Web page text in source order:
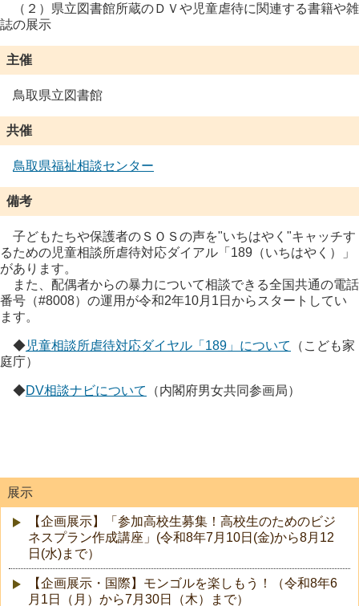
（２）県立図書館所蔵のＤＶや児童虐待に関連する書籍や雑
誌の展示
主催
鳥取県立図書館
共催
鳥取県福祉相談センター
備考
子どもたちや保護者のＳＯＳの声を"いちはやく"キャッチす
るための児童相談所虐待対応ダイアル「189（いちはやく）」
があります。
また、配偶者からの暴力について相談できる全国共通の電話
番号（#8008）の運用が令和2年10月1日からスタートしてい
ます。
◆児童相談所虐待対応ダイヤル「189」について
（こども家
庭庁）
◆DV相談ナビについて （内閣府男女共同参画局）
展示
【企画展示】「参加高校生募集！高校生のためのビジ
ネスプラン作成講座」(令和8年7月10日(金)から8月12
日(水)まで）
【企画展示・国際】モンゴルを楽しもう！（令和8年6
月1日（月）から7月30日（木）まで）